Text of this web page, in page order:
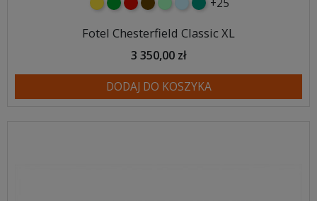
żółtyzielonyczerwony
czekoladowy
miętowybłękitny
turkusowy
Fotel Chesterfield Classic XL
3 350,00 zł
DODAJ DO KOSZYKA